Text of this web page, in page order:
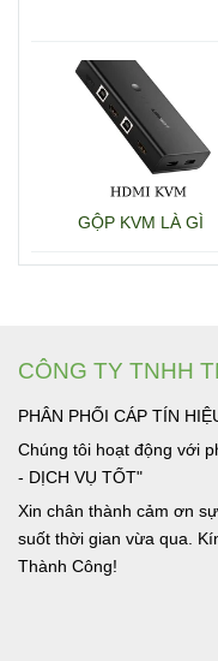
GỘP KVM LÀ GÌ
CÔNG TY TNHH
PHÂN PHỐI CÁP TÍN
Chúng tôi hoạt động với
- DỊCH VỤ TỐT"
Xin chân thành cảm ơn
suốt thời gian vừa qua.
Thành Công!